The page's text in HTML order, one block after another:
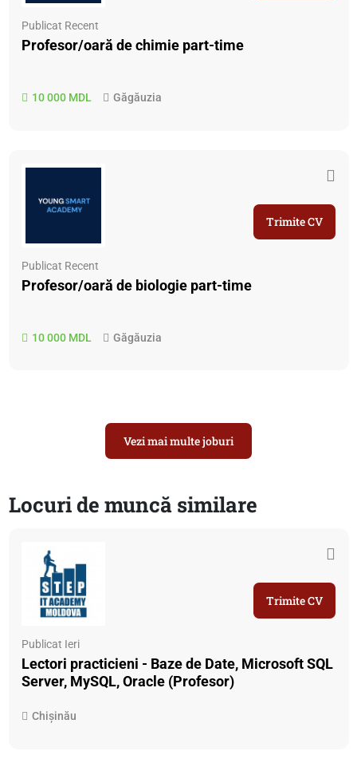
Publicat Recent
Profesor/oară de chimie part-time
10 000 MDL Găgăuzia
Publicat Recent
Profesor/oară de biologie part-time
10 000 MDL Găgăuzia
Trimite CV
Vezi mai multe joburi
Locuri de muncă similare
Publicat Ieri
Lectori practicieni - Baze de Date, Microsoft SQL
Server, MySQL, Oracle (Profesor)
Chișinău
Trimite CV